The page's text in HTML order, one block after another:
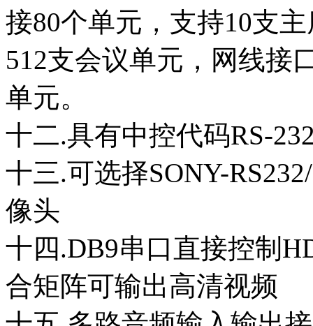
接80个单元，支持10支
512支会议单元，网线接
单元。
十二.具有中控代码RS-
十三.可选择SONY-
像头
十四.DB9串口直接控制
合矩阵可输出高清视频